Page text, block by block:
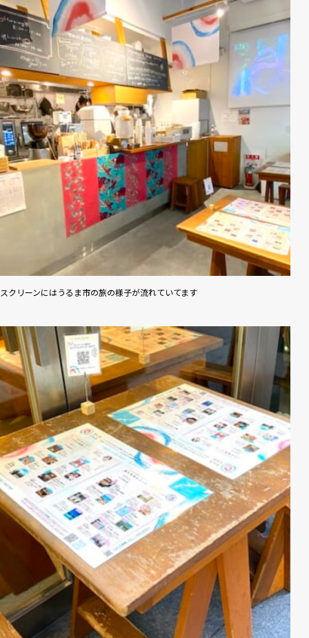
スクリーンにはうるま市の旅の様子が流れていてます